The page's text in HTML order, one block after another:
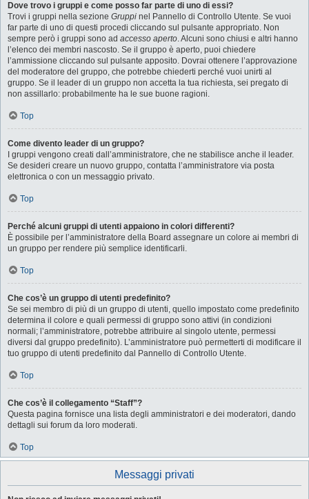
Dove trovo i gruppi e come posso far parte di uno di essi?
Trovi i gruppi nella sezione Gruppi nel Pannello di Controllo Utente. Se vuoi
far parte di uno di questi procedi cliccando sul pulsante appropriato. Non
sempre però i gruppi sono ad accesso aperto. Alcuni sono chiusi e altri hanno
l’elenco dei membri nascosto. Se il gruppo è aperto, puoi chiedere
l’ammissione cliccando sul pulsante apposito. Dovrai ottenere l’approvazione
del moderatore del gruppo, che potrebbe chiederti perché vuoi unirti al
gruppo. Se il leader di un gruppo non accetta la tua richiesta, sei pregato di
non assillarlo: probabilmente ha le sue buone ragioni.
Top
Come divento leader di un gruppo?
I gruppi vengono creati dall’amministratore, che ne stabilisce anche il leader.
Se desideri creare un nuovo gruppo, contatta l’amministratore via posta
elettronica o con un messaggio privato.
Top
Perché alcuni gruppi di utenti appaiono in colori differenti?
È possibile per l’amministratore della Board assegnare un colore ai membri di
un gruppo per rendere più semplice identificarli.
Top
Che cos’è un gruppo di utenti predefinito?
Se sei membro di più di un gruppo di utenti, quello impostato come predefinito
determina il colore e quali permessi di gruppo sono attivi (in condizioni
normali; l’amministratore, potrebbe attribuire al singolo utente, permessi
diversi dal gruppo predefinito). L’amministratore può permetterti di modificare il
tuo gruppo di utenti predefinito dal Pannello di Controllo Utente.
Top
Che cos’è il collegamento “Staff”?
Questa pagina fornisce una lista degli amministratori e dei moderatori, dando
dettagli sui forum da loro moderati.
Top
Messaggi privati